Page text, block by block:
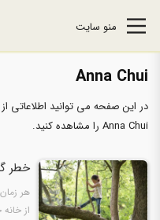
منو سایت
Anna Chui
در این صفحه می توانید اطلاعاتی
Anna Chui را مشاهده کنید.
خطر
هر
از